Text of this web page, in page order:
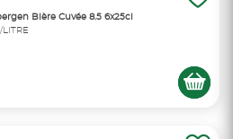
Bière Cuvée 8.5 6x25cl